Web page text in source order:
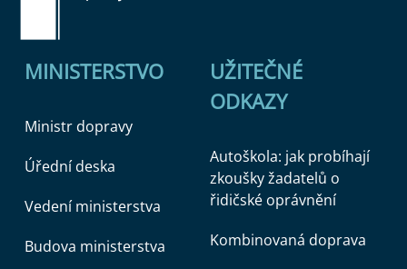
MINISTERSTVO
Ministr dopravy
Úřední deska
Vedení ministerstva
Budova ministerstva
UŽITEČNÉ
ODKAZY
Autoškola: jak probíhají
zkoušky žadatelů o
řidičské oprávnění
Kombinovaná doprava